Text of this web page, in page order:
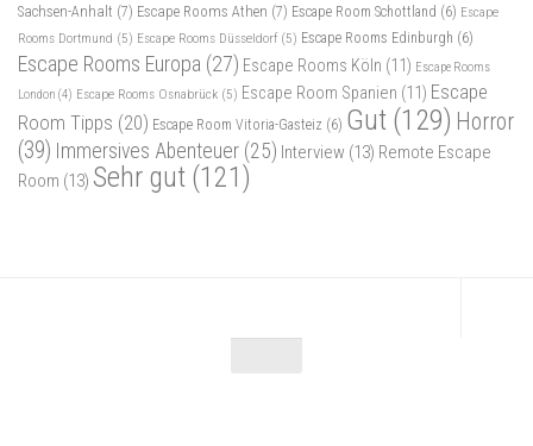
Sachsen-Anhalt (7) Escape Rooms Athen (7) Escape Room Schottland (6) Escape
Rooms Dortmund (5) Escape Rooms Düsseldorf (5) Escape Rooms Edinburgh (6)
Escape Rooms Europa (27) Escape Rooms Köln (11) Escape Rooms
London (4) Escape Rooms Osnabrück (5) Escape Room Spanien (11) Escape
Room Tipps (20) Escape Room Vitoria-Gasteiz (6) Gut (129) Horror
(39) Immersives Abenteuer (25) Interview (13) Remote Escape
Room (13) Sehr gut (121)